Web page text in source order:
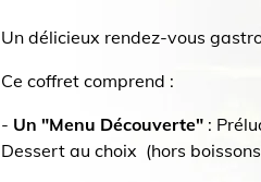
Un délicieux rendez-vous
Ce coffret comprend :
- Un "Menu Découverte" :
Dessert au choix (hors